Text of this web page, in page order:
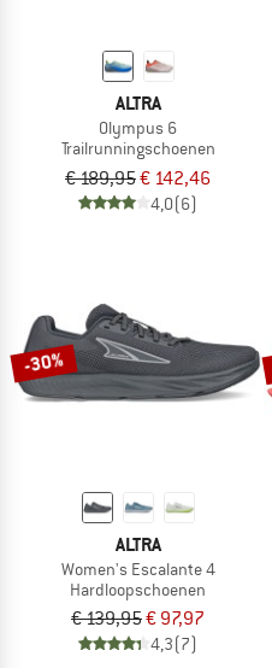
ALTRA
Olympus 6
Trailrunningschoenen
€ 189,95€ 142,46
4,0(6)
-30%
ALTRA
Women's Escalante 4
Hardloopschoenen
€ 139,95€ 97,97
4,3(7)